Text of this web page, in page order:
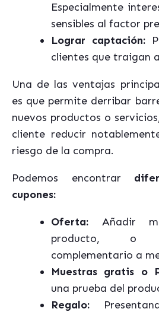
Especialmente
sensibles al factor
Lograr captación:
clientes que traigan
Una de las ventajas
es que permite derribar
nuevos productos o
cliente reducir
riesgo de la compra.
Podemos encontrar
cupones:
Oferta: Añadir
producto, o
complementario a
Muestras gratis o
una prueba del
Regalo: